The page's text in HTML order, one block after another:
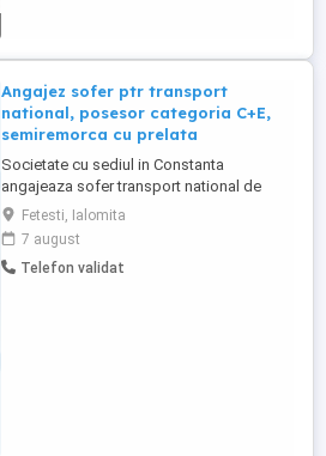
Angajez sofer ptr transport
national, posesor categoria C+E,
semiremorca cu prelata
Societate cu sediul in Constanta
angajeaza sofer transport national de
marfa . PENSIONARII SUNT ACCEPTATI.
Se lucreaza in program , fara supratonaj.
Necesar experienta, permis de conducere
categoria C +E, card tahograf valabil
Fetesti, Ialomita
7 august
Telefon validat